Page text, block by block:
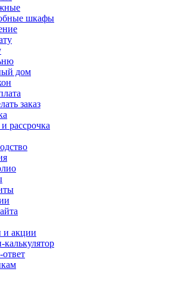
шкафы
дом
заказ
рассрочка
и акции